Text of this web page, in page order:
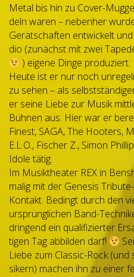
Metal bis hin zu Cover-
deln waren – neben­her
Gerät­schaf­ten ent­wi­ckelt
dio (zunächst mit zwei
) eigene Dinge pro­du­ziert.
Heute ist er nur noch
zu sehen – als
er seine Liebe zur Musik
Büh­nen aus. Hier war er
Finest, SAGA, The Hoo­ters,
E.L.O., Fischer Z., Simon
Idole tätig.
Im Musik­thea­ter REX in
ma­lig mit der Gene­sis
Kon­takt. Bedingt durch den
ursprüng­li­chen Band-
drin­gend ein qua­li­fi­zier­ter
ti­gen Tag abbil­den darf!
Liebe zum Clas­sic-Rock
si­kern) machen ihn zu einer